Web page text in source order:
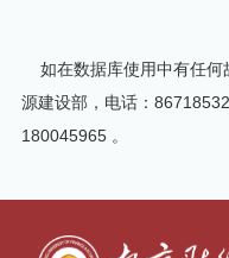
如在数据库使用中有任何
源建设部，电话：86718532
180045965 。